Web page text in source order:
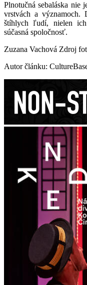
Plnotučná sebaláska
vrstvách a
štíhlych ľudí, nielen
súčasná spoločnosť.
Zuzana Vachová Zdroj
Autor článku: